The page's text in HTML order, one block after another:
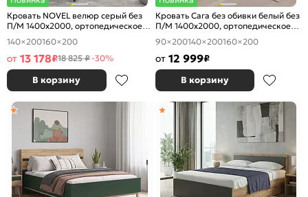
Кровать NOVEL велюр серый без
П/М 1400x2000, ортопедическое
основание, изголовье мягкое
140×200160×200
от 13 178₽18 825 ₽-30%
В корзину
Кровать Сага без обивки белый без
П/М 1400x2000, ортопедическое
основание, изголовье жесткое
90×200140×200160×200
от 12 999₽
В корзину